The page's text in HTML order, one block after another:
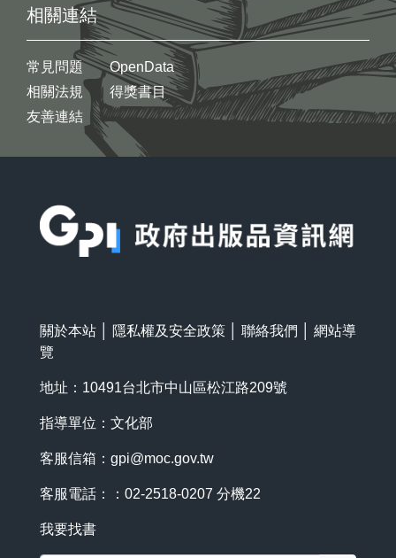
相關連結
常見問題
相關法規
友善連結
OpenData
得獎書目
關於本站 隱私權及安全政策 聯絡我們
網站導
覽
地址：10491台北市中山區松江路209號
指導單位：文化部
客服信箱： gpi@moc.gov.tw
客服電話：：02-2518-0207 分機22
我要找書